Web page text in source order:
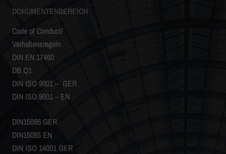
DOKUMENTENBEREICH
Code of Conduct/
Verhaltensregeln
DIN EN 17460
DB Q1
DIN ISO 9001 – GER
DIN ISO 9001 – EN
DIN15085 GER
DIN15085 EN
DIN ISO 14001 GER